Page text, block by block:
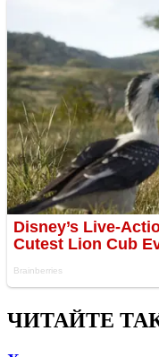
ЧИТАЙТЕ